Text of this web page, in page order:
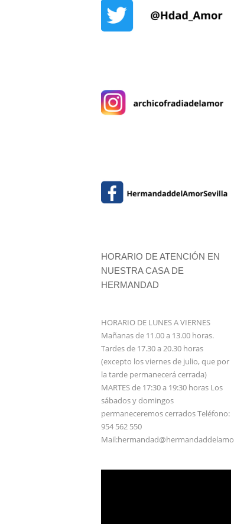
HORARIO DE ATENCIÓN EN
NUESTRA CASA DE
HERMANDAD
HORARIO DE LUNES A VIERNES
Mañanas de 11.00 a 13.00 horas.
Tardes de 17.30 a 20.30 horas
(excepto los viernes de julio, que por
la tarde permanecerá cerrada)
MARTES de 17:30 a 19:30 horas Los
sábados y domingos
permaneceremos cerrados Teléfono:
954 562 550